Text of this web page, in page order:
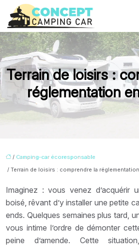
Terrain de loisirs :
réglementation
/ Camping-car écoresponsable
/ Terrain de loisirs : comprendre la
Imaginez : vous venez d’acquérir
boisé, rêvant d’y installer une petite
ends. Quelques semaines plus tard,
vous intime l’ordre de démonter
peine d’amende. Cette